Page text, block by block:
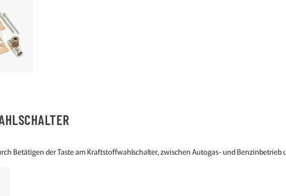
Betätigen der Taste am Kraftstoffwahlschalter, zwischen Autogas- und Benzinbetrieb